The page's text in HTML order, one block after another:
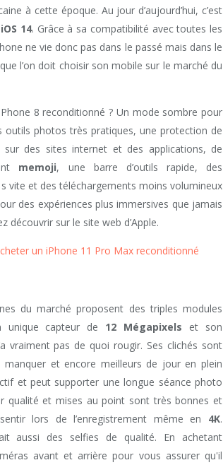
à cette époque. Au jour d’aujourd’hui, c’est
iOS 14. Grâce à sa compatibilité avec toutes les
ne vie donc pas dans le passé mais dans le
l’on doit choisir son mobile sur le marché du
8 reconditionné ? Un mode sombre pour
outils photos très pratiques, une protection de
des sites internet et des applications, de
memoji, une barre d’outils rapide, des
vite et des téléchargements moins volumineux
des expériences plus immersives que jamais
découvrir sur le site web d’Apple.
un iPhone 11 Pro Max reconditionné
du marché proposent des triples modules
capteur de 12 Mégapixels et son
vraiment pas de quoi rougir. Ses clichés sont
et encore meilleurs de jour en plein
et peut supporter une longue séance photo
qualité et mises au point sont très bonnes et
lors de l’enregistrement même en 4K.
aussi des selfies de qualité. En achetant
avant et arrière pour vous assurer qu'il